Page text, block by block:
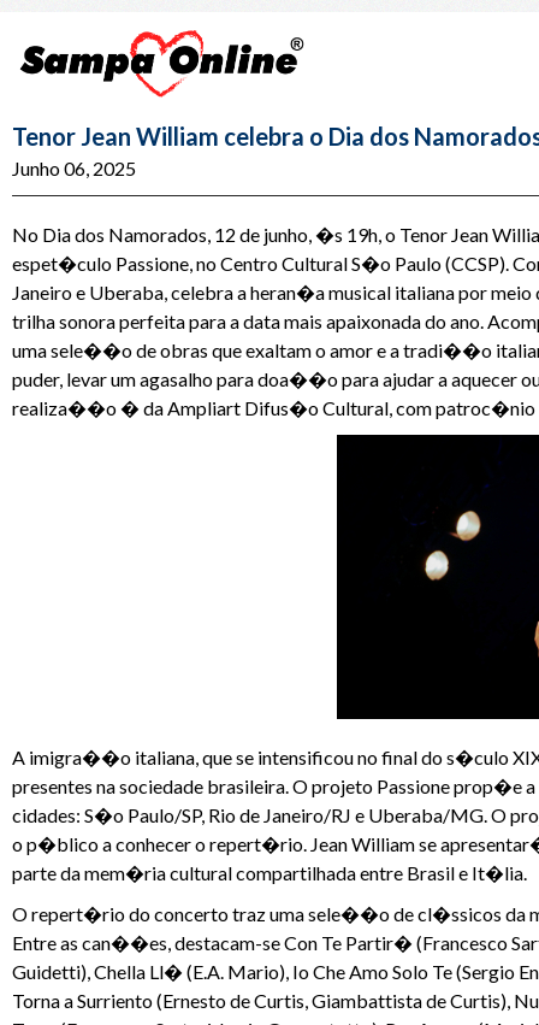
Tenor Jean William celebra o Dia dos
Junho 06, 2025
No Dia dos Namorados, 12 de junho, �s 19h, o Tenor Jean
espet�culo Passione, no Centro Cultural S�o Paulo (CCSP).
Janeiro e Uberaba, celebra a heran�a musical italiana por
trilha sonora perfeita para a data mais apaixonada do ano.
uma sele��o de obras que exaltam o amor e a tradi��o
puder, levar um agasalho para doa��o para ajudar a
realiza��o � da Ampliart Difus�o Cultural, com patroc�nio
A imigra��o italiana, que se intensificou no final do s�culo
presentes na sociedade brasileira. O projeto Passione
cidades: S�o Paulo/SP, Rio de Janeiro/RJ e Uberaba/MG. O
o p�blico a conhecer o repert�rio. Jean William se
parte da mem�ria cultural compartilhada entre Brasil e It�lia.
O repert�rio do concerto traz uma sele��o de cl�ssicos da
Entre as can��es, destacam-se Con Te Partir� (Francesco
Guidetti), Chella Ll� (E.A. Mario), Io Che Amo Solo Te (Sergio
Torna a Surriento (Ernesto de Curtis, Giambattista de Curtis),